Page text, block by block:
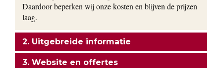
Daardoor beperken wij onze kosten en blijven de prijzen
laag.
2. Uitgebreide informatie
3. Website en offertes